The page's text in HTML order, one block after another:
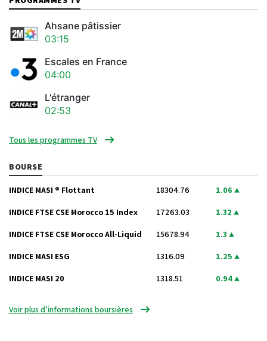
Ahsane pâtissier
03:15
Escales en France
04:00
L'étranger
02:53
Tous les programmes TV
BOURSE
INDICE MASI ® Flottant 18304.76 1.06
INDICE FTSE CSE Morocco 15 Index 17263.03 1.32
INDICE FTSE CSE Morocco All-Liquid 15678.94 1.3
INDICE MASI ESG 1316.09 1.25
INDICE MASI 20 1318.51 0.94
Voir plus d’informations boursières